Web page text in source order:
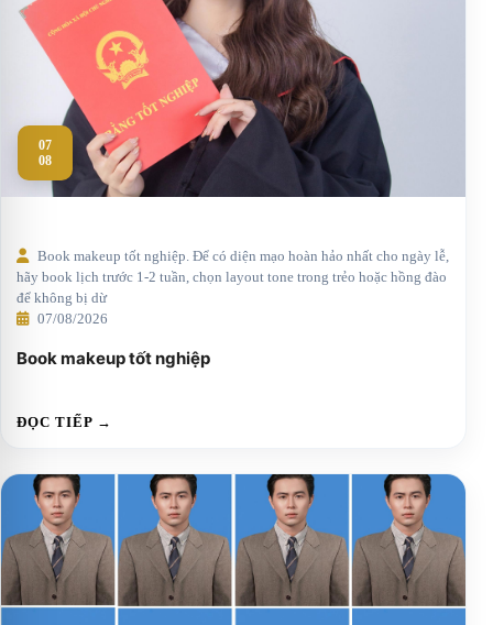
07
08
Book makeup tốt nghiệp. Để có diện mạo hoàn hảo nhất cho ngày lễ,
hãy book lịch trước 1-2 tuần, chọn layout tone trong trẻo hoặc hồng đào
để không bị dừ
07/08/2026
Book makeup tốt nghiệp
ĐỌC TIẾP →